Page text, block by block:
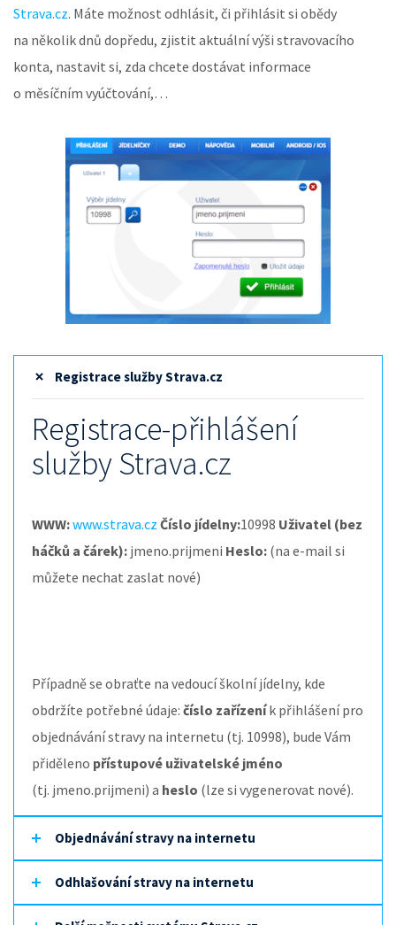
Strava.cz. Máte možnost odhlásit, či přihlásit si obědy
na několik dnů dopředu, zjistit aktuální výši stravovacího
konta, nastavit si, zda chcete dostávat informace
o měsíčním vyúčtování,…
Registrace služby Strava.cz
Registrace-přihlášení
služby Strava.cz
WWW:www.strava.cz Číslo jídelny:10998 Uživatel (bez
háčků a čárek): jmeno.prijmeni Heslo: (na e-mail si
můžete nechat zaslat nové)
Případně se obraťte na vedoucí školní jídelny, kde
obdržíte potřebné údaje: číslo zařízeník přihlášení pro
objednávání stravy na internetu (tj. 10998), bude Vám
přiděleno přístupové uživatelské jméno
(tj. jmeno.prijmeni) a heslo (lze si vygenerovat nové).
Objednávání stravy na internetu
Odhlašování stravy na internetu